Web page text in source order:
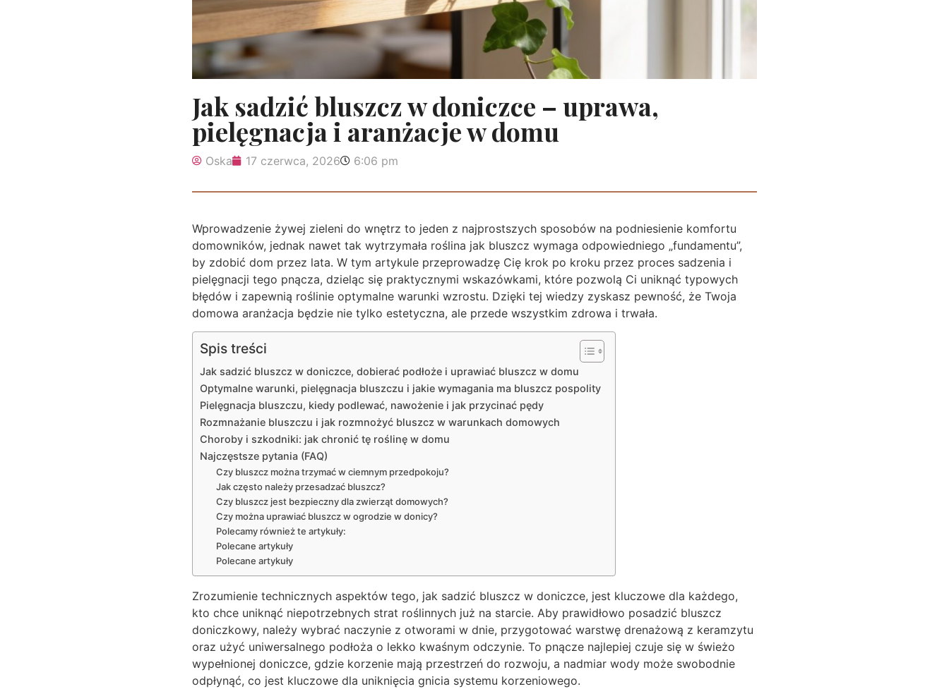
Jak sadzić bluszcz w doniczce – uprawa,
pielęgnacja i aranżacje w domu
Oska 17 czerwca, 2026 6:06 pm
Wprowadzenie żywej zieleni do wnętrz to jeden z najprostszych sposobów na podniesienie komfortu
domowników, jednak nawet tak wytrzymała roślina jak bluszcz wymaga odpowiedniego „fundamentu”,
by zdobić dom przez lata. W tym artykule przeprowadzę Cię krok po kroku przez proces sadzenia i
pielęgnacji tego pnącza, dzieląc się praktycznymi wskazówkami, które pozwolą Ci uniknąć typowych
błędów i zapewnią roślinie optymalne warunki wzrostu. Dzięki tej wiedzy zyskasz pewność, że Twoja
domowa aranżacja będzie nie tylko estetyczna, ale przede wszystkim zdrowa i trwała.
Spis treści
Jak sadzić bluszcz w doniczce, dobierać podłoże i uprawiać bluszcz w domu
Optymalne warunki, pielęgnacja bluszczu i jakie wymagania ma bluszcz pospolity
Pielęgnacja bluszczu, kiedy podlewać, nawożenie i jak przycinać pędy
Rozmnażanie bluszczu i jak rozmnożyć bluszcz w warunkach domowych
Choroby i szkodniki: jak chronić tę roślinę w domu
Najczęstsze pytania (FAQ)
Czy bluszcz można trzymać w ciemnym przedpokoju?
Jak często należy przesadzać bluszcz?
Czy bluszcz jest bezpieczny dla zwierząt domowych?
Czy można uprawiać bluszcz w ogrodzie w donicy?
Polecamy również te artykuły:
Polecane artykuły
Polecane artykuły
Zrozumienie technicznych aspektów tego, jak sadzić bluszcz w doniczce, jest kluczowe dla każdego,
kto chce uniknąć niepotrzebnych strat roślinnych już na starcie. Aby prawidłowo posadzić bluszcz
doniczkowy, należy wybrać naczynie z otworami w dnie, przygotować warstwę drenażową z keramzytu
oraz użyć uniwersalnego podłoża o lekko kwaśnym odczynie. To pnącze najlepiej czuje się w świeżo
wypełnionej doniczce, gdzie korzenie mają przestrzeń do rozwoju, a nadmiar wody może swobodnie
odpłynąć, co jest kluczowe dla uniknięcia gnicia systemu korzeniowego.